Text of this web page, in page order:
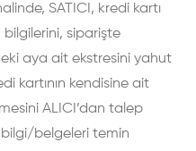
SATICI, kredi kartı
bilgilerini, siparişte
aya ait ekstresini yahut
kartının kendisine ait
ALICI’dan talep
bilgi/belgeleri temin